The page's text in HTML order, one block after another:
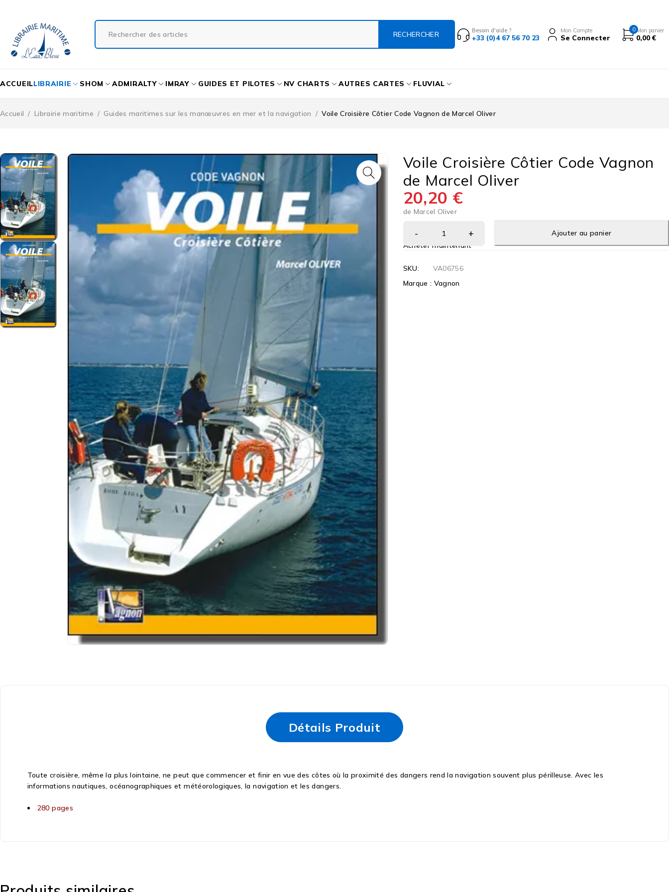
Besoin d'aide ?
+33 (0)4 67 56 70 23
Mon Compte
Se Connecter
0 Mon panier
0,00€
ACCUEILLIBRAIRIE SHOM ADMIRALTY IMRAY GUIDES ET PILOTES NV CHARTS AUTRES CARTES FLUVIAL
Accueil / Librairie maritime / Guides maritimes sur les manœuvres en mer et la navigation / Voile Croisière Côtier Code Vagnon de Marcel Oliver
Voile Croisière Côtier Code Vagnon
de Marcel Oliver
20,20 €
de Marcel Oliver
Ajouter au panier
Acheter maintenant
SKU:
VA06756
Marque : Vagnon
Détails Produit
Toute croisière, même la plus lointaine, ne peut que commencer et finir en vue des côtes où la proximité des dangers rend la navigation souvent plus périlleuse. Avec les
informations nautiques, océanographiques et météorologiques, la navigation et les dangers.
280 pages